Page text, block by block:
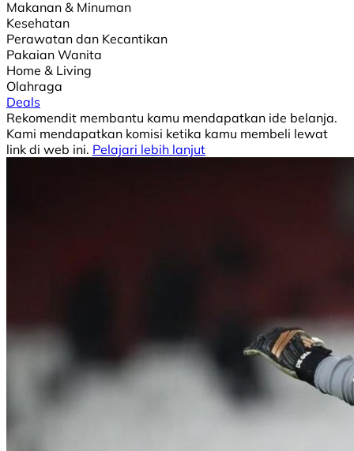
Makanan & Minuman
Kesehatan
Perawatan dan Kecantikan
Pakaian Wanita
Home & Living
Olahraga
Deals
Rekomendit membantu kamu mendapatkan ide belanja.
Kami mendapatkan komisi ketika kamu membeli lewat
link di web ini. Pelajari lebih lanjut